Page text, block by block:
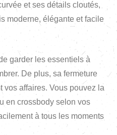
et ses détails cloutés,
moderne, élégante et facile
garder les essentiels à
De plus, sa fermeture
vos affaires. Vous pouvez la
en crossbody selon vos
à tous les moments